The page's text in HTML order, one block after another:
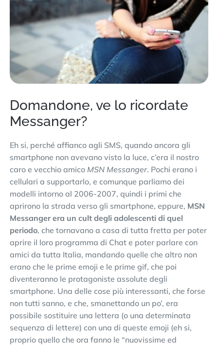
Domandone, ve lo ricordate
Messanger?
Eh si, perché affianco agli SMS, quando ancora gli
smartphone non avevano visto la luce, c’era il nostro
caro e vecchio amico MSN Messanger. Pochi erano i
cellulari a supportarlo, e comunque parliamo dei
modelli intorno al 2006-2007, quindi i primi che
aprirono la strada verso gli smartphone, eppure, MSN
Messanger era un cult degli adolescenti di quel
periodo, che tornavano a casa di tutta fretta per poter
aprire il loro programma di Chat e poter parlare con
amici da tutta Italia, mandando quelle che altro non
erano che le prime emoji e le prime gif, che poi
diventeranno le protagoniste assolute degli
smartphone. Una delle cose più interessanti, che forse
non tutti sanno, e che, smanettando un po’, era
possibile sostituire una lettera (o una determinata
sequenza di lettere) con una di queste emoji (eh si,
proprio quello che ora fanno le “nuovissime ed